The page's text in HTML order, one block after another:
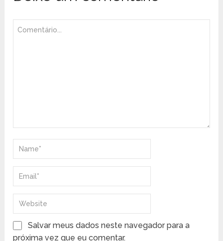
Salvar meus dados neste navegador para a
próxima vez que eu comentar.